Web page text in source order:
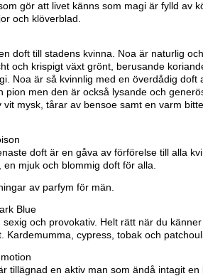
gör att livet känns som magi är fylld av
och klöverblad.
doft till stadens kvinna. Noa är naturlig
och krispigt växt grönt, berusande
Noa är så kvinnlig med en överdådig doft
pion men den är också lysande och
vit mysk, tårar av bensoe samt en varm
doft är en gåva av förförelse till alla
en mjuk och blommig doft för alla.
av parfym för män.
Blue
sexig och provokativ. Helt rätt när du
Kardemumma, cypress, tobak och
tillägnad en aktiv man som ändå intagit en